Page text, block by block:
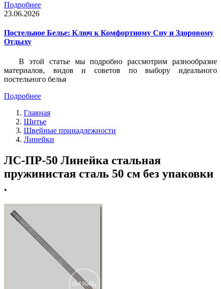
Подробнее
23.06.2026
Постельное Белье: Ключ к Комфортному Сну и Здоровому
Отдыху
В этой статье мы подробно рассмотрим разнообразие
материалов, видов и советов по выбору идеального
постельного белья
Подробнее
Главная
Шитье
Швейные принадлежности
Линейки
ЛС-ПР-50 Линейка стальная
пружинистая сталь 50 см без упаковки
.